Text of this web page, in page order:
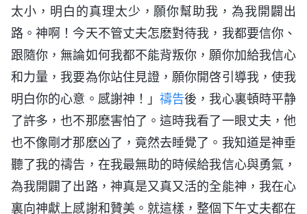
太小，明白的真理太少，願你幫助我，為我開闢出
路。神啊！今天不管丈夫怎麽對待我，我都要信你、
跟隨你，無論如何我都不能背叛你，願你加給我信心
和力量，我要為你站住見證，願你開啓引導我，使我
明白你的心意。感謝神！」禱告後，我心裏頓時平静
了許多，也不那麽害怕了。這時我看了一眼丈夫，他
也不像剛才那麽凶了，竟然去睡覺了。我知道是神垂
聽了我的禱告，在我最無助的時候給我信心與勇氣，
為我開闢了出路，神真是又真又活的全能神，我在心
裏向神獻上感謝和贊美。就這樣，整個下午丈夫都在